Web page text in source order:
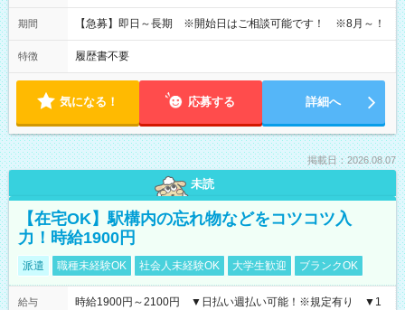
期間 【急募】即日～長期 ※開始日はご相談可能です！ ※8月～！
特徴 履歴書不要
気になる！ 応募する 詳細へ
掲載日：2026.08.07
未読
【在宅OK】駅構内の忘れ物などをコツコツ入
力！時給1900円
派遣 職種未経験OK 社会人未経験OK 大学生歓迎 ブランクOK
給与
時給1900円～2100円 ▼日払い週払い可能！※規定有り ▼1